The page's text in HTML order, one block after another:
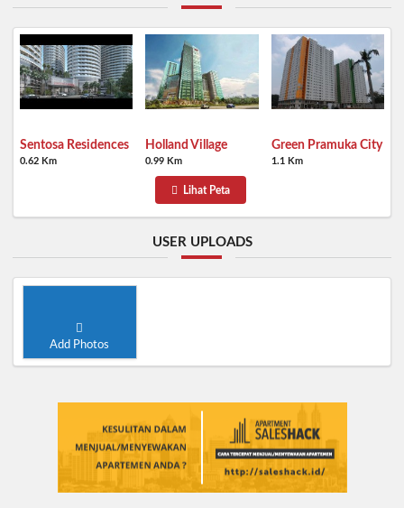
Sentosa Residences
0.62 Km
Holland Village
0.99 Km
Green Pramuka City
1.1 Km
Lihat Peta
USER UPLOADS
Add Photos